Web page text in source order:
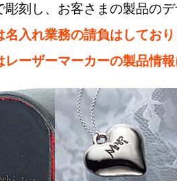
彫刻し、お客さまの製品の
名入れ業務の請負はしており
レーザーマーカーの製品情